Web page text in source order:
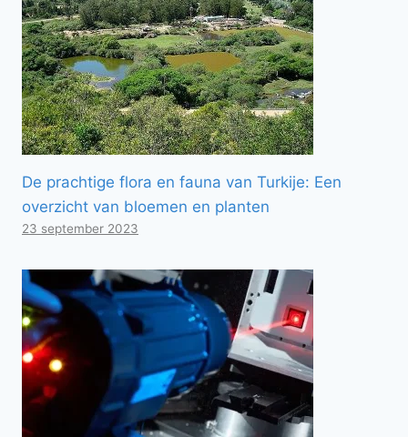
De prachtige flora en fauna van Turkije: Een
overzicht van bloemen en planten
23 september 2023